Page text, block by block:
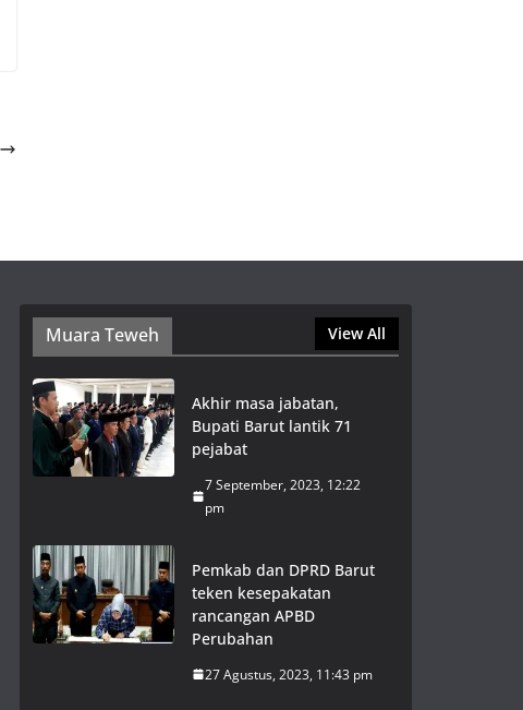
Muara Teweh View All
Akhir masa jabatan,
Bupati Barut lantik 71
pejabat
7 September, 2023, 12:22
pm
Pemkab dan DPRD Barut
teken kesepakatan
rancangan APBD
Perubahan
27 Agustus, 2023, 11:43 pm